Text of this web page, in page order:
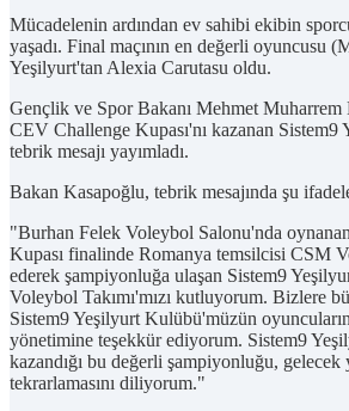
Mücadelenin ardından ev sahibi ekibin
yaşadı. Final maçının en değerli oyuncusu
Yeşilyurt'tan Alexia Carutasu oldu.
Gençlik ve Spor Bakanı Mehmet
CEV Challenge Kupası'nı kazanan
tebrik mesajı yayımladı.
Bakan Kasapoğlu, tebrik mesajında şu
"Burhan Felek Voleybol Salonu'nda
Kupası finalinde Romanya temsilcisi CSM
ederek şampiyonluğa ulaşan Sistem9
Voleybol Takımı'mızı kutluyorum. Bizlere
Sistem9 Yeşilyurt Kulübü'müzün
yönetimine teşekkür ediyorum. Sistem9
kazandığı bu değerli şampiyonluğu, gelecek
tekrarlamasını diliyorum."​​​​​​​